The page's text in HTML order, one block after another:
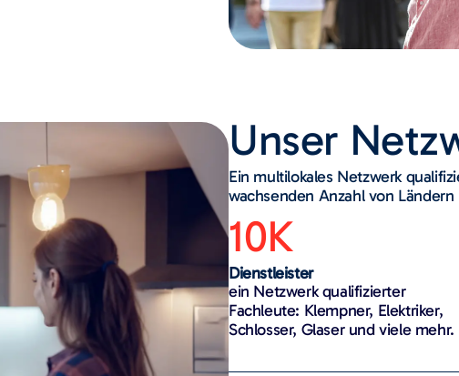
Unser
Ein multilokales Netzwerk
wachsenden Anzahl von Ländern
10K
Dienstleister
ein Netzwerk qualifizierter
Fachleute: Klempner, Elektriker,
Schlosser, Glaser und viele mehr.